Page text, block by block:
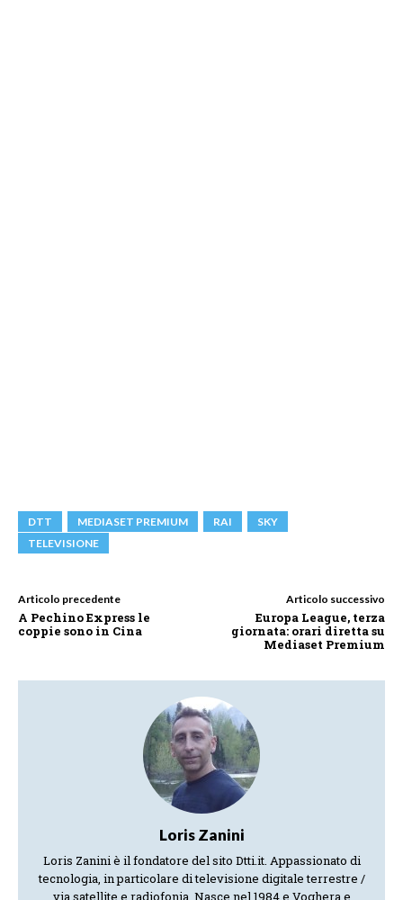
DTT MEDIASET PREMIUM RAI
SKY
TELEVISIONE
Articolo precedente
A Pechino Express le
coppie sono in Cina
Articolo successivo
Europa League, terza
giornata: orari diretta su
Mediaset Premium
Loris Zanini
Loris Zanini è il fondatore del sito Dtti.it. Appassionato di
tecnologia, in particolare di televisione digitale terrestre /
via satellite e radiofonia. Nasce nel 1984 e Voghera e